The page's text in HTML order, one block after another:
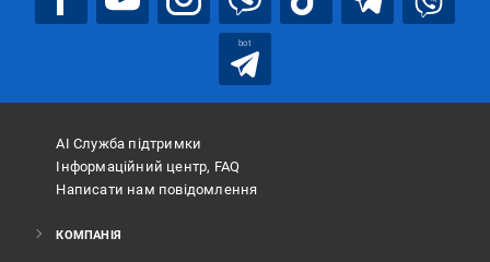
bot
АІ Служба підтримки
Інформаційний центр, FAQ
Написати нам повідомлення
КОМПАНІЯ